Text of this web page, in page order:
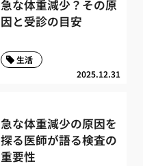
急な体重減少？その原
因と受診の目安
2025.12.31
生活
急な体重減少の原因を
探る医師が語る検査の
重要性